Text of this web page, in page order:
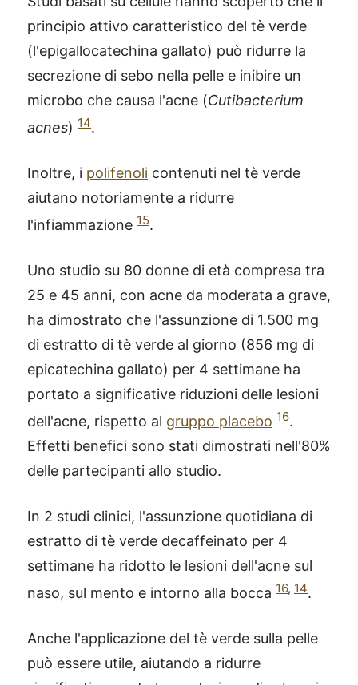
principio attivo caratteristico del tè verde
(l'epigallocatechina gallato) può ridurre la
secrezione di sebo nella pelle e inibire un
microbo che causa l'acne (Cutibacterium
acnes) 14.
Inoltre, i polifenoli contenuti nel tè verde
aiutano notoriamente a ridurre
l'infiammazione 15.
Uno studio su 80 donne di età compresa tra
25 e 45 anni, con acne da moderata a grave,
ha dimostrato che l'assunzione di 1.500 mg
di estratto di tè verde al giorno (856 mg di
epicatechina gallato) per 4 settimane ha
portato a significative riduzioni delle lesioni
dell'acne, rispetto al gruppo placebo 16.
Effetti benefici sono stati dimostrati nell'80%
delle partecipanti allo studio.
In 2 studi clinici, l'assunzione quotidiana di
estratto di tè verde decaffeinato per 4
settimane ha ridotto le lesioni dell'acne sul
naso, sul mento e intorno alla bocca 16, 14.
Anche l'applicazione del tè verde sulla pelle
può essere utile, aiutando a ridurre